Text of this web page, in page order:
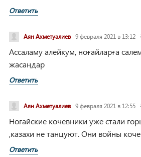
Ответить
Аян Ахметуалиев 9 февраля 2021 в 13:12
Ассаламу алейкум, ноғайларға
жасаңдар
Ответить
Аян Ахметуалиев 9 февраля 2021 в 12:55
Ногайские кочевники уже стали
,казахи не танцуют. Они войны
Ответить